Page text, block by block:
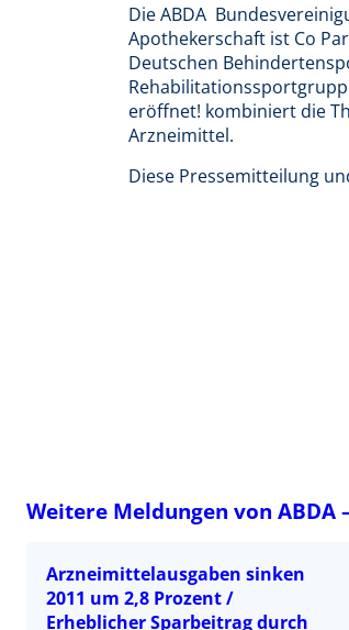
Die ABDA 
Apothekerschaft ist Co
Deutschen
eröffnet! kombiniert die
Arzneimittel.
Diese Pressemitteilung
Weitere Meldungen von
Arzneimittelausgaben sinken
2011 um 2,8 Prozent /
Erheblicher Sparbeitrag durch